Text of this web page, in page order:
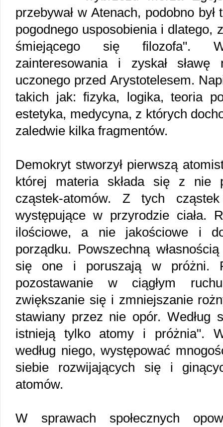
przebywał w Atenach, podobno
pogodnego usposobienia i dlatego,
śmiejącego się filozofa".
zainteresowania i zyskał sławę
uczonego przed Arystotelesem.
takich jak: fizyka, logika, teoria
estetyka, medycyna, z których
zaledwie kilka fragmentów.
Demokryt stworzył pierwszą
której materia składa się z nie
cząstek-atomów. Z tych
występujące w przyrodzie ciała.
ilościowe, a nie jakościowe i
porządku. Powszechną
się one i poruszają w próżni.
pozostawanie w ciągłym
zwiększanie się i zmniejszanie
stawiany przez nie opór. Według
istnieją tylko atomy i próżnia".
według niego, występować
siebie rozwijających się i
atomów.
W sprawach społecznych